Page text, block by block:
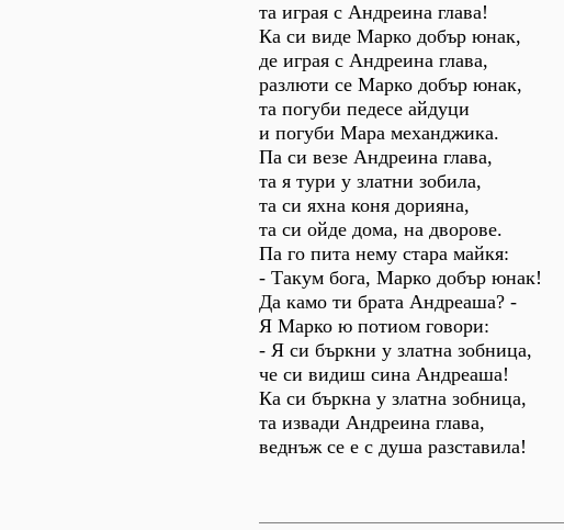
та играя с Андреина глава!
Ка си виде Марко добър юнак,
де играя с Андреина глава,
разлюти се Марко добър юнак,
та погуби педесе айдуци
и погуби Мара механджика.
Па си везе Андреина глава,
та я тури у златни зобила,
та си яхна коня дорияна,
та си ойде дома, на дворове.
Па го пита нему стара майкя:
- Такум бога, Марко добър юнак!
Да камо ти брата Андреаша? -
Я Марко ю потиом говори:
- Я си бъркни у златна зобница,
че си видиш сина Андреаша!
Ка си бъркна у златна зобница,
та извади Андреина глава,
веднъж се е с душа разставила!